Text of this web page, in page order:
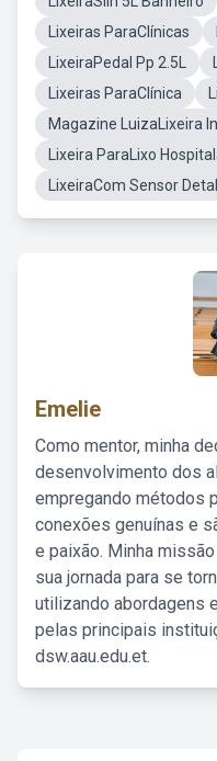
Lixeiras ParaClínicas
LixeiraPedal Pp 2.5L
Lixeiras ParaClínica
Magazine LuizaLixeira
Lixeira ParaLixo
LixeiraCom Sensor
Emelie
Como mentor, minha
desenvolvimento dos
empregando métodos
conexões genuínas e
e paixão. Minha
sua jornada para se
utilizando abordagens
pelas principais
dsw.aau.edu.et.